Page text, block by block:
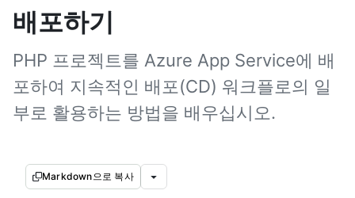
배포하기
PHP 프로젝트를 Azure App Service에 배
포하여 지속적인 배포(CD) 워크플로의 일
부로 활용하는 방법을 배우십시오.
Markdown으로 복사